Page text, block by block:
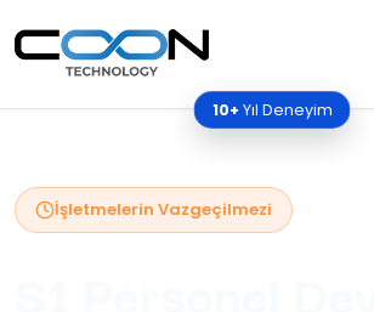
10+ Yıl Deneyim
Çözümlerimiz/Yazılım Çözümleri
İşletmelerin Vazgeçilmezi